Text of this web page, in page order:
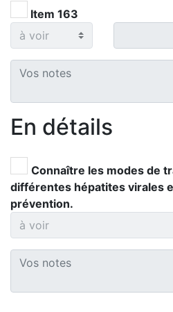
Item 163
En détails
Connaître les modes de
différentes hépatites virales
prévention.